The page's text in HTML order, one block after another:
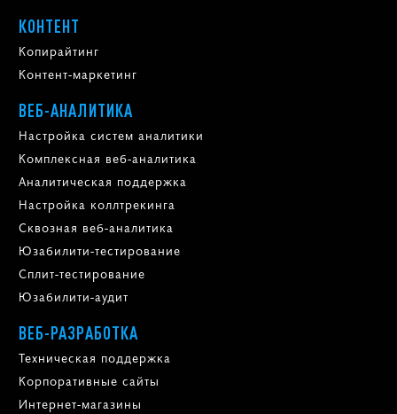
КОНТЕНТ
Копирайтинг
Контент-маркетинг
ВЕБ-АНАЛИТИКА
Настройка систем аналитики
Комплексная веб-аналитика
Аналитическая поддержка
Настройка коллтрекинга
Сквозная веб-аналитика
Юзабилити-тестирование
Сплит-тестирование
Юзабилити-аудит
ВЕБ-РАЗРАБОТКА
Техническая поддержка
Корпоративные сайты
Интернет-магазины